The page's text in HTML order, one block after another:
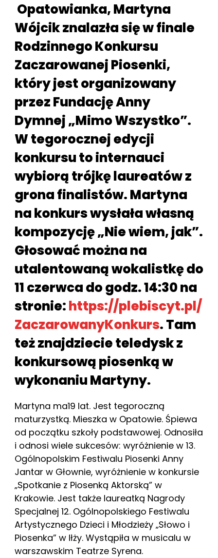
Opatowianka, Martyna
Wójcik znalazła się w finale
Rodzinnego Konkursu
Zaczarowanej Piosenki,
który jest organizowany
przez Fundację Anny
Dymnej „Mimo Wszystko”.
W tegorocznej edycji
konkursu to internauci
wybiorą trójkę laureatów z
grona finalistów. Martyna
na konkurs wysłała własną
kompozycję „Nie wiem, jak”.
Głosować można na
utalentowaną wokalistkę do
11 czerwca do godz. 14:30 na
stronie:https://plebiscyt.pl/
ZaczarowanyKonkurs. Tam
też znajdziecie teledysk z
konkursową piosenką w
wykonaniu Martyny.
Martyna ma19 lat. Jest tegoroczną
maturzystką. Mieszka w Opatowie. Śpiewa
od początku szkoły podstawowej. Odnosiła
i odnosi wiele sukcesów: wyróżnienie w 13.
Ogólnopolskim Festiwalu Piosenki Anny
Jantar w Głownie, wyróżnienie w konkursie
„Spotkanie z Piosenką Aktorską” w
Krakowie. Jest także laureatką Nagrody
Specjalnej 12. Ogólnopolskiego Festiwalu
Artystycznego Dzieci i Młodzieży „Słowo i
Piosenka” w Iłży. Wystąpiła w musicalu w
warszawskim Teatrze Syrena.